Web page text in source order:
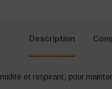
Description
et respirant, pour